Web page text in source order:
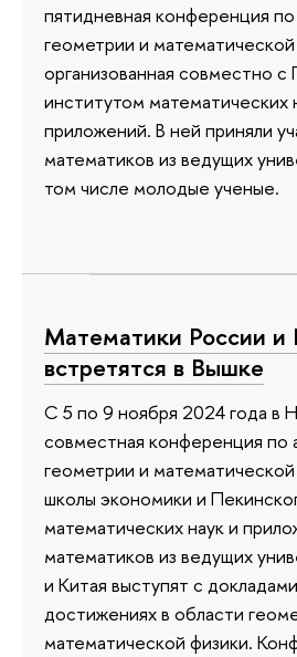
пятидневная конференция
геометрии и
организованная совместно с
институтом математических
приложений. В ней приняли
математиков из ведущих
том числе молодые ученые.
Математики России и
встретятся в Вышке
С 5 по 9 ноября 2024 года
совместная конференция по
геометрии и
школы экономики и
математических наук и
математиков из ведущих
и Китая выступят с
достижениях в области
математической физики.